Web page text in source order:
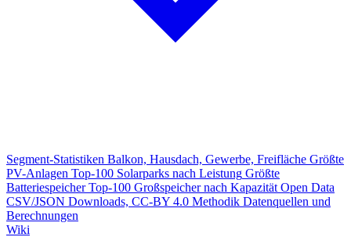
Segment-Statistiken Balkon, Hausdach, Gewerbe, Freifläche Größte
PV-Anlagen Top-100 Solarparks nach Leistung Größte
Batteriespeicher Top-100 Großspeicher nach Kapazität Open Data
CSV/JSON Downloads, CC-BY 4.0 Methodik Datenquellen und
Berechnungen
Wiki